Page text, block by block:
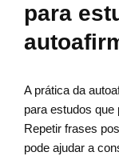
para
A prática da
para estudos que
Repetir frases
pode ajudar a